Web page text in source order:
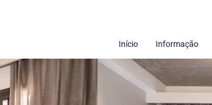
Início Informação
Termos de uso
Sobre nós